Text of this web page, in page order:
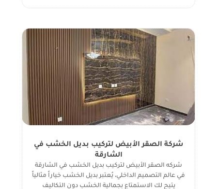
شركة الصقر الأبيض لتركيب بديل الخشب في
الشارقة
شركه الصقر الأبيض لتركيب بديل الخشب في الشارقة
في عالم التصميم الداخلي، يُعتبر بديل الخشب خياراً مثالياً
يتيح لك الاستمتاع بجمالية الخشب دون التكاليف